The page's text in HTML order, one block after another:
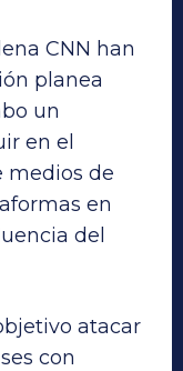
CNN han
planea
un
en el
medios de
en
del
atacar
con